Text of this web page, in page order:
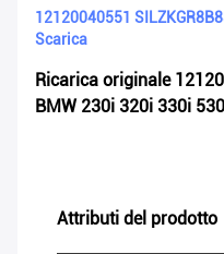
12120040551
Scarica
Ricarica originale
BMW 230i 320i 330i
Attributi del prodotto